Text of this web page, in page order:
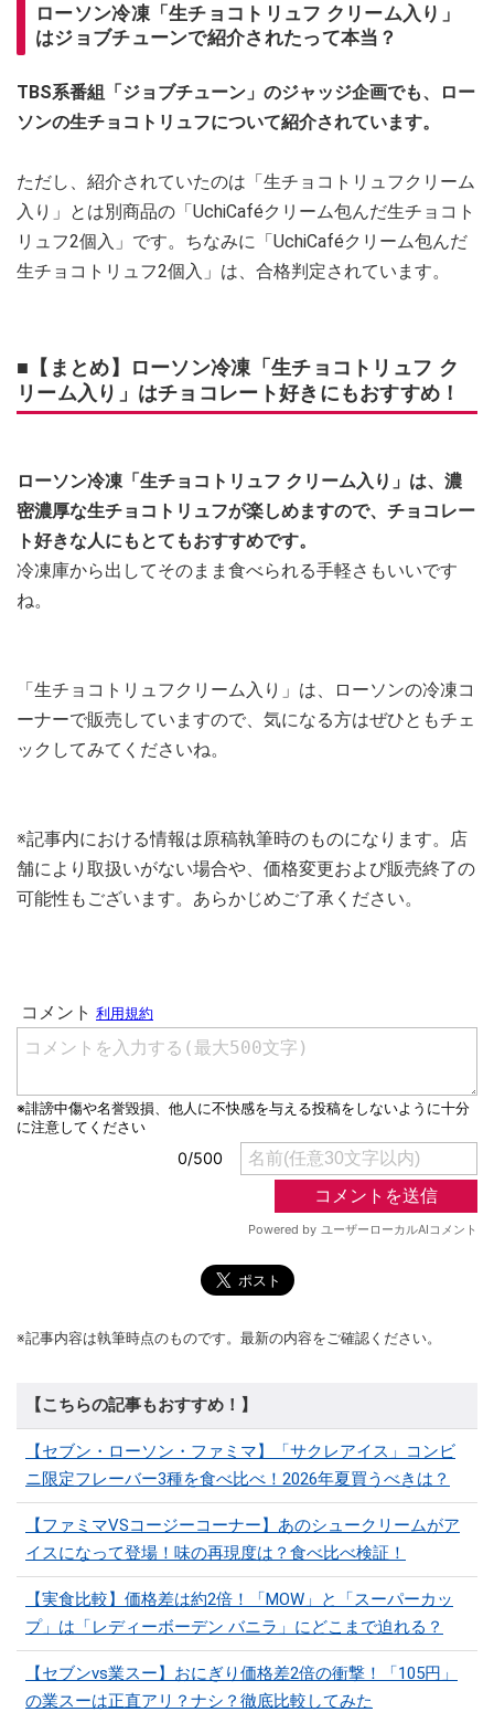
ローソン冷凍「生チョコトリュフ クリーム入り」
はジョブチューンで紹介されたって本当？
TBS系番組「ジョブチューン」のジャッジ企画でも、ロー
ソンの生チョコトリュフについて紹介されています。
ただし、紹介されていたのは「生チョコトリュフクリーム
入り」とは別商品の「UchiCaféクリーム包んだ生チョコト
リュフ2個入」です。ちなみに「UchiCaféクリーム包んだ
生チョコトリュフ2個入」は、合格判定されています。
■【まとめ】ローソン冷凍「生チョコトリュフ ク
リーム入り」はチョコレート好きにもおすすめ！
ローソン冷凍「生チョコトリュフ クリーム入り」は、濃
密濃厚な生チョコトリュフが楽しめますので、チョコレー
ト好きな人にもとてもおすすめです。
冷凍庫から出してそのまま食べられる手軽さもいいです
ね。
「生チョコトリュフクリーム入り」は、ローソンの冷凍コ
ーナーで販売していますので、気になる方はぜひともチェ
ックしてみてくださいね。
※記事内における情報は原稿執筆時のものになります。店
舗により取扱いがない場合や、価格変更および販売終了の
可能性もございます。あらかじめご了承ください。
※記事内容は執筆時点のものです。最新の内容をご確認ください。
【こちらの記事もおすすめ！】
【セブン・ローソン・ファミマ】「サクレアイス」コンビ
ニ限定フレーバー3種を食べ比べ！2026年夏買うべきは？
【ファミマVSコージーコーナー】あのシュークリームがア
イスになって登場！味の再現度は？食べ比べ検証！
【実食比較】価格差は約2倍！「MOW」と「スーパーカッ
プ」は「レディーボーデン バニラ」にどこまで迫れる？
【セブンvs業スー】おにぎり価格差2倍の衝撃！「105円」
の業スーは正直アリ？ナシ？徹底比較してみた